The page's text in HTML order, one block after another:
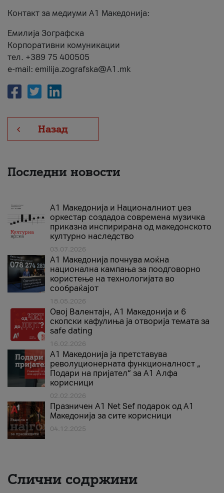
Контакт за медиуми А1 Македонија:
Емилија Зографска
Корпоративни комуникации
тел. +389 75 400505
e-mail: emilija.zografska@A1.mk
Назад
Последни новости
А1 Македонија и Националниот џез
оркестар создадоа современа музичка
приказна инспирирана од македонското
културно наследство
03.07.2026
A1 Македонија почнува моќна
национална кампања за поодговорно
користење на технологијата во
сообраќајот
18.05.2026
Овој Валентајн, A1 Македонија и 6
скопски кафулиња ја отворија темата за
safe dating
16.02.2026
А1 Македонија ја претставува
револуционерната функционалност „
Подари на пријател“ за А1 Алфа
корисници
02.02.2026
Празничен A1 Net Sеf подарок од А1
Македонија за сите корисници
04.12.2025
Слични содржини